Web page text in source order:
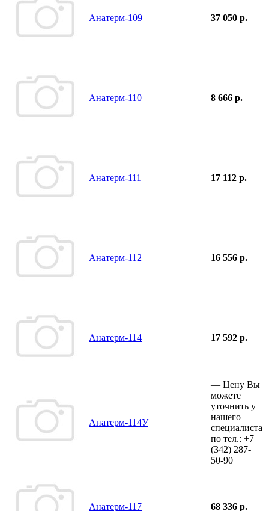
Анатерм-109 37 050 р.
Анатерм-110 8 666 р.
Анатерм-111 17 112 р.
Анатерм-112 16 556 р.
Анатерм-114 17 592 р.
Анатерм-114У
— Цену Вы
можете
уточнить у
нашего
специалиста
по тел.: +7
(342) 287-
50-90
Анатерм-117 68 336 р.